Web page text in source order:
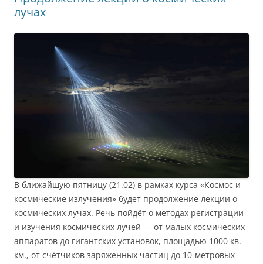
лучах
В ближайшую пятницу (21.02) в рамках курса «Космос и
космические излучения» будет продолжение лекции о
космических лучах. Речь пойдёт о методах регистрации
и изучения космических лучей — от малых космических
аппаратов до гигантских установок, площадью 1000 кв.
км., от счётчиков заряженных частиц до 10-метровых